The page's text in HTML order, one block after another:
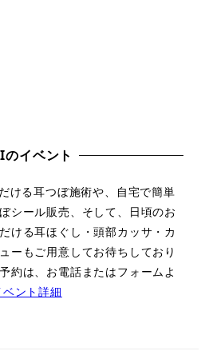
のイベント
ける耳つぼ施術や、自宅で簡単
シール販売、そして、日頃のお
ける耳ほぐし・頭部カッサ・カ
ーもご用意してお待ちしており
約は、お電話またはフォームよ
ベント詳細